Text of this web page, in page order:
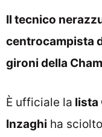
Il tecnico
centrocampista
gironi della
È ufficiale la lista
Inzaghi ha